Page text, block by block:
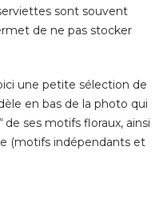
sont souvent
de ne pas stocker
une petite sélection de
en bas de la photo qui
de ses motifs floraux, ainsi
(motifs indépendants et